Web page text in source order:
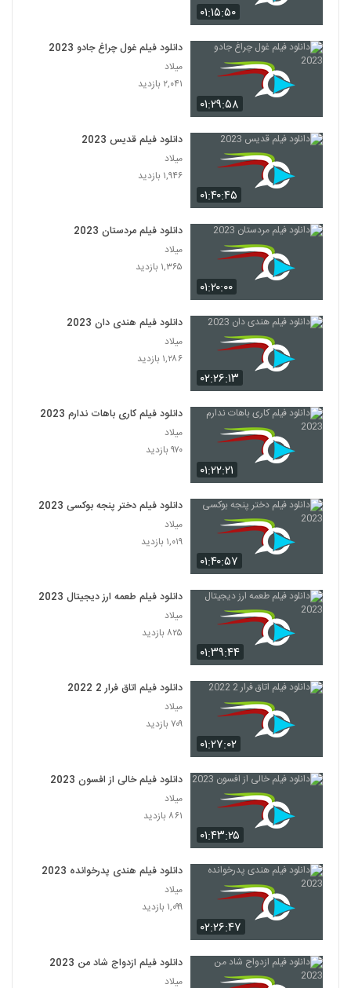
۰۱:۱۵:۵۰
۰۱:۲۹:۵۸
دانلود فیلم غول چراغ جادو 2023
میلاد
۲,۰۴۱ بازدید
۰۱:۴۰:۴۵
دانلود فیلم قدیس 2023
میلاد
۱,۹۴۶ بازدید
۰۱:۲۰:۰۰
دانلود فیلم مردستان 2023
میلاد
۱,۳۶۵ بازدید
۰۲:۲۶:۱۳
دانلود فیلم هندی دان 2023
میلاد
۱,۲۸۶ بازدید
۰۱:۲۲:۲۱
دانلود فیلم کاری باهات ندارم 2023
میلاد
۹۷۰ بازدید
۰۱:۴۰:۵۷
دانلود فیلم دختر پنجه بوکسی 2023
میلاد
۱,۰۱۹ بازدید
۰۱:۳۹:۴۴
دانلود فیلم طعمه ارز دیجیتال 2023
میلاد
۸۲۵ بازدید
۰۱:۲۷:۰۲
دانلود فیلم اتاق فرار 2 2022
میلاد
۷۰۹ بازدید
۰۱:۴۳:۲۵
دانلود فیلم خالی از افسون 2023
میلاد
۸۶۱ بازدید
۰۲:۲۶:۴۷
دانلود فیلم هندی پدرخوانده 2023
میلاد
۱,۰۹۹ بازدید
دانلود فیلم ازدواج شاد من 2023
میلاد